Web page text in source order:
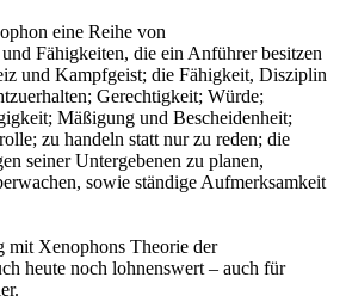
eine Reihe von
Fähigkeiten, die ein Anführer besitzen
und Kampfgeist; die Fähigkeit, Disziplin
Gerechtigkeit; Würde;
Mäßigung und Bescheidenheit;
zu handeln statt nur zu reden; die
seiner Untergebenen zu planen,
sowie ständige Aufmerksamkeit
mit Xenophons Theorie der
heute noch lohnenswert – auch für